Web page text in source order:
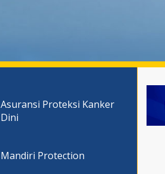
Asuransi Proteksi Kanker
Dini
Mandiri Protection